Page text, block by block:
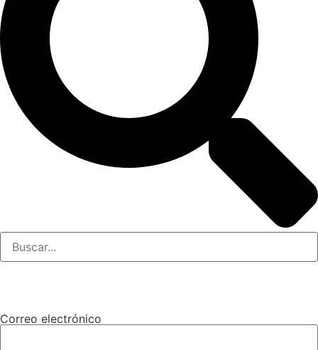
Correo electrónico